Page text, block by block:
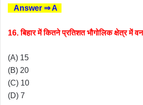
Answer ⇒ A
16. बिहार में कितने प्रतिशत भौगोलिक क्षेत्र में
(A) 15
(B) 20
(C) 10
(D) 7